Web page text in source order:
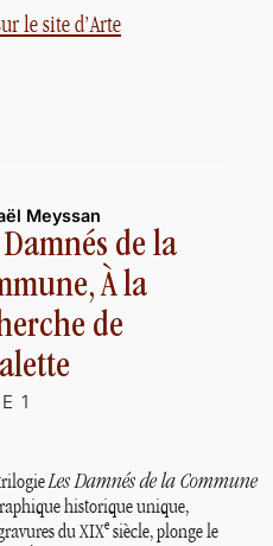
le site d’Arte
Meyssan
Damnés de la
À la
de
1
Les Damnés de la Commune
historique unique,
duXIXe siècle, plonge le